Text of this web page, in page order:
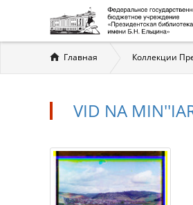
Вы
здесь
Главная Коллекции
VID NA